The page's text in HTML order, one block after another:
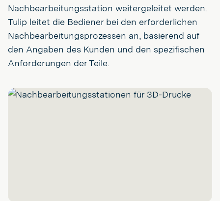
Nachbearbeitungsstation weitergeleitet werden.
Tulip leitet die Bediener bei den erforderlichen
Nachbearbeitungsprozessen an, basierend auf
den Angaben des Kunden und den spezifischen
Anforderungen der Teile.